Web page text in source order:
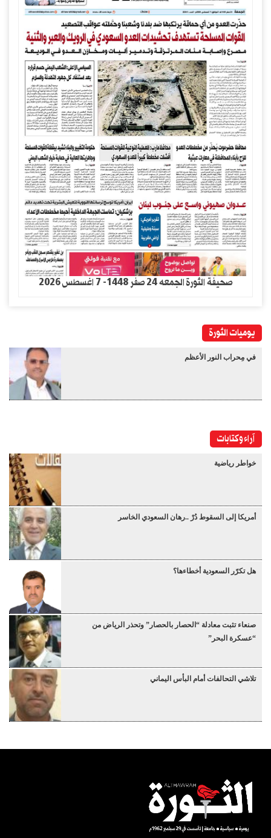
صحيفة الثورة الجمعه 24 صفر 1448- 7 اغسطس 2026
يوميات الثورة
في مِحراب النور الأعظم
آراء وكتابات
خواطر رياضية
أمريكا إلى السقوط دُرْ ..رهان السعودي الخاسر
هل تكرّر السعودية أخطاءها؟
صنعاء تثبت معادلة “الحصار بالحصار” وتحذر الرياض من
“عسكرة البحر”
تلاشي التحالفات أمام البأس اليماني